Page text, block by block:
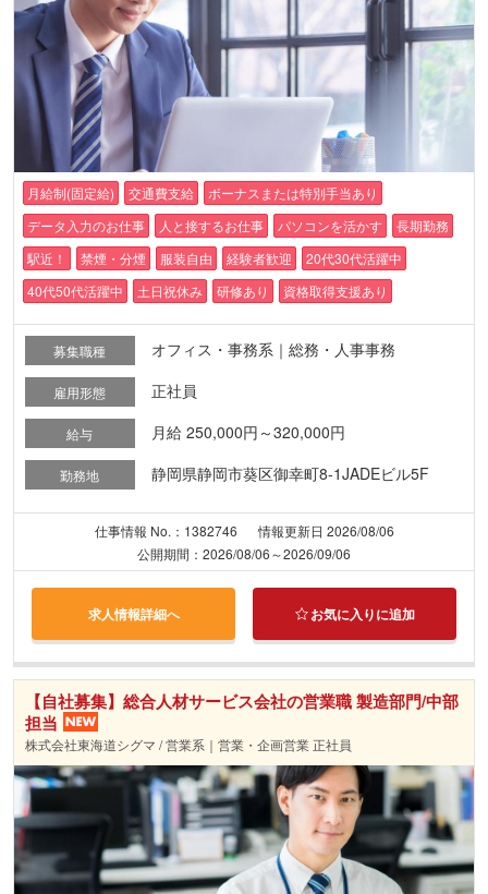
月給制(固定給) 交通費支給
ボーナスまたは特別手当あり
データ入力のお仕事
人と接するお仕事 パソコンを活かす
長期勤務
駅近！
禁煙・分煙 服装自由 経験者歓迎
20代30代活躍中
40代50代活躍中
土日祝休み 研修あり 資格取得支援あり
募集職種 オフィス・事務系｜総務・人事事務
雇用形態 正社員
給与 月給 250,000円～320,000円
勤務地 静岡県静岡市葵区御幸町8-1JADEビル5F
仕事情報 No.：1382746
情報更新日 2026/08/06
公開期間：2026/08/06～2026/09/06
求人情報詳細へ お気に入りに追加
【自社募集】総合人材サービス会社の営業職 製造部門/中部
担当
株式会社東海道シグマ / 営業系｜営業・企画営業 正社員